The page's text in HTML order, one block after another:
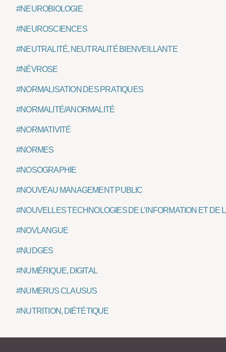
#NEUROBIOLOGIE
#NEUROSCIENCES
#NEUTRALITÉ, NEUTRALITÉ BIENVEILLANTE
#NÉVROSE
#NORMALISATION DES PRATIQUES
#NORMALITÉ/ANORMALITÉ
#NORMATIVITÉ
#NORMES
#NOSOGRAPHIE
#NOUVEAU MANAGEMENT PUBLIC
#NOUVELLES TECHNOLOGIES DE L’INFORMATION ET DE
#NOVLANGUE
#NUDGES
#NUMÉRIQUE, DIGITAL
#NUMERUS CLAUSUS
#NUTRITION, DIÉTÉTIQUE